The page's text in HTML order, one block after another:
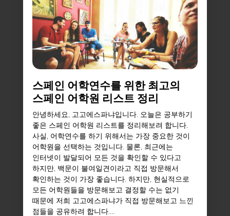
스페인 어학연수를 위한 최고의
스페인 어학원 리스트 정리
안녕하세요, 고고에스파냐입니다. 오늘은 공부하기
좋은 스페인 어학원 리스트를 정리해보려 합니다.
사실, 어학연수를 하기 위해서는 가장 중요한 것이
어학원을 선택하는 것입니다. 물론, 최근에는
인터넷이 발달되어 모든 것을 확인할 수 있다고
하지만, 백문이 불여일견이라고 직접 방문해서
확인하는 것이 가장 좋습니다. 하지만, 현실적으로
모든 어학원들을 방문해보고 결정할 수는 없기
때문에 저희 고고에스파냐가 직접 방문해보고 느낀
점들을 공유하려 합니다....